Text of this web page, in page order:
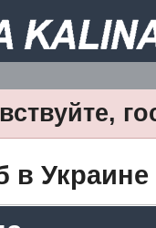
в Украине